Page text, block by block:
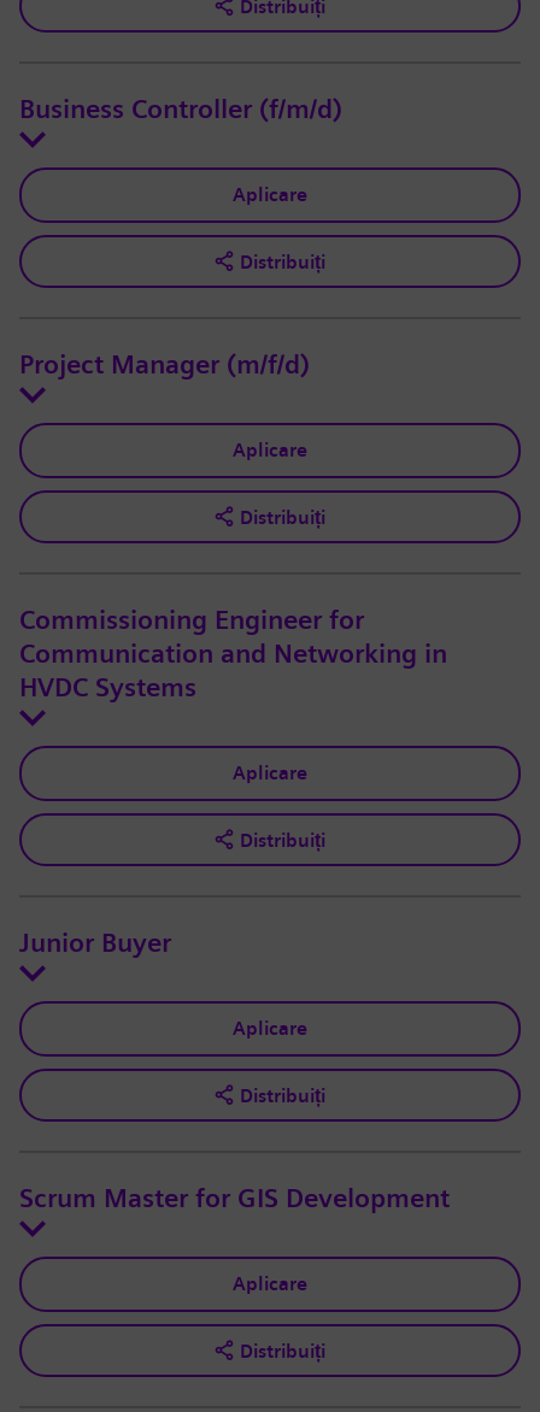
Distribuiți
Business Controller (f/m/d)
Aplicare
Distribuiți
Project Manager (m/f/d)
Aplicare
Distribuiți
Commissioning Engineer for
Communication and Networking in
HVDC Systems
Aplicare
Distribuiți
Junior Buyer
Aplicare
Distribuiți
Scrum Master for GIS Development
Aplicare
Distribuiți